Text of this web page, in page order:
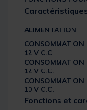
ALIMENTATION
CONSOMMATION
12 V C.C
CONSOMMATION
12 V C.C.
CONSOMMATION
10 V C.C.
Fonctions et